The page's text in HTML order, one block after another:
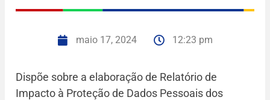
maio 17, 2024 12:23 pm
Dispõe sobre a elaboração de Relatório de
Impacto à Proteção de Dados Pessoais dos